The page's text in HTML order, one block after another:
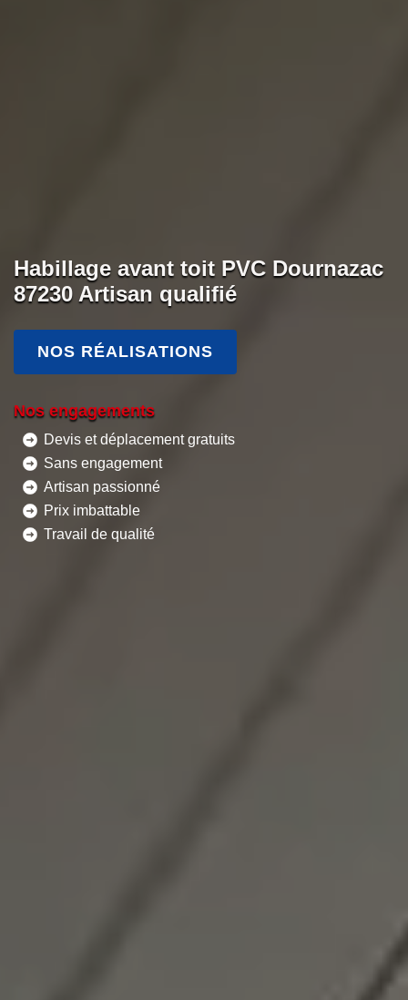
Habillage avant toit PVC Dournazac
87230 Artisan qualifié
NOS RÉALISATIONS
Nos engagements
Devis et déplacement gratuits
Sans engagement
Artisan passionné
Prix imbattable
Travail de qualité